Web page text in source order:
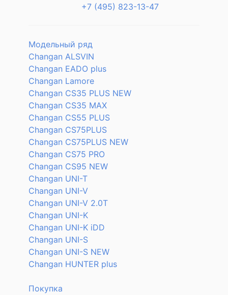
+7 (495) 823-13-47
Модельный ряд
Changan ALSVIN
Changan EADO plus
Changan Lamore
Changan CS35 PLUS NEW
Changan CS35 MAX
Changan CS55 PLUS
Changan CS75PLUS
Changan CS75PLUS NEW
Changan CS75 PRO
Changan CS95 NEW
Changan UNI-T
Changan UNI-V
Changan UNI-V 2.0T
Changan UNI-K
Changan UNI-K iDD
Changan UNI-S
Changan UNI-S NEW
Changan HUNTER plus
Покупка